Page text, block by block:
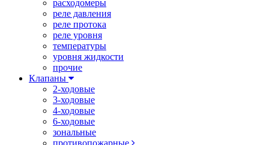
расходомеры
реле давления
реле протока
реле уровня
температуры
уровня жидкости
прочие
Клапаны
2-ходовые
3-ходовые
4-ходовые
6-ходовые
зональные
противопожарные